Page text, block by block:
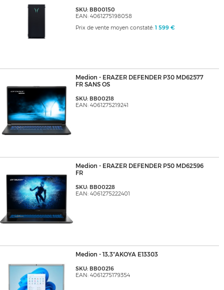
SKU: BB00150
EAN: 4061275198058
Prix de vente moyen constaté: 1 599 €
Medion - ERAZER DEFENDER P30 MD62577
FR SANS OS
SKU: BB00218
EAN: 4061275219241
Medion - ERAZER DEFENDER P50 MD62596
FR
SKU: BB00228
EAN: 4061275222401
Medion - 13,3"AKOYA E13303
SKU: BB00216
EAN: 4061275179354